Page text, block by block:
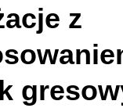
z